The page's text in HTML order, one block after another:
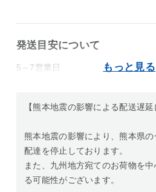
発送目安について
5～7営業日
【熊本地震の影響による配送遅延
熊本地震の影響により、熊本県
配達を停止しております。
また、九州地方宛てのお荷物を
る可能性がございます。